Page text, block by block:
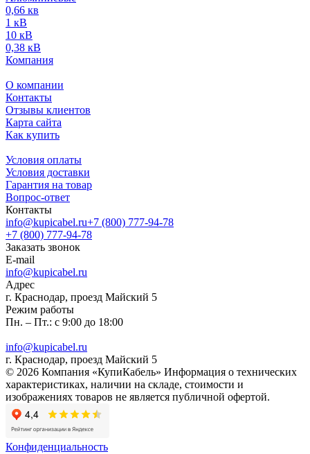
0,66 кв
1 кВ
10 кВ
0,38 кВ
Компания
О компании
Контакты
Отзывы клиентов
Карта сайта
Как купить
Условия оплаты
Условия доставки
Гарантия на товар
Вопрос-ответ
Контакты
info@kupicabel.ru+7 (800) 777-94-78
+7 (800) 777-94-78
Заказать звонок
E-mail
info@kupicabel.ru
Адрес
г. Краснодар, проезд Майский 5
Режим работы
Пн. – Пт.: с 9:00 до 18:00
info@kupicabel.ru
г. Краснодар, проезд Майский 5
© 2026 Компания «КупиКабель» Информация о технических
характеристиках, наличии на складе, стоимости и
изображениях товаров не является публичной офертой.
Конфиденциальность